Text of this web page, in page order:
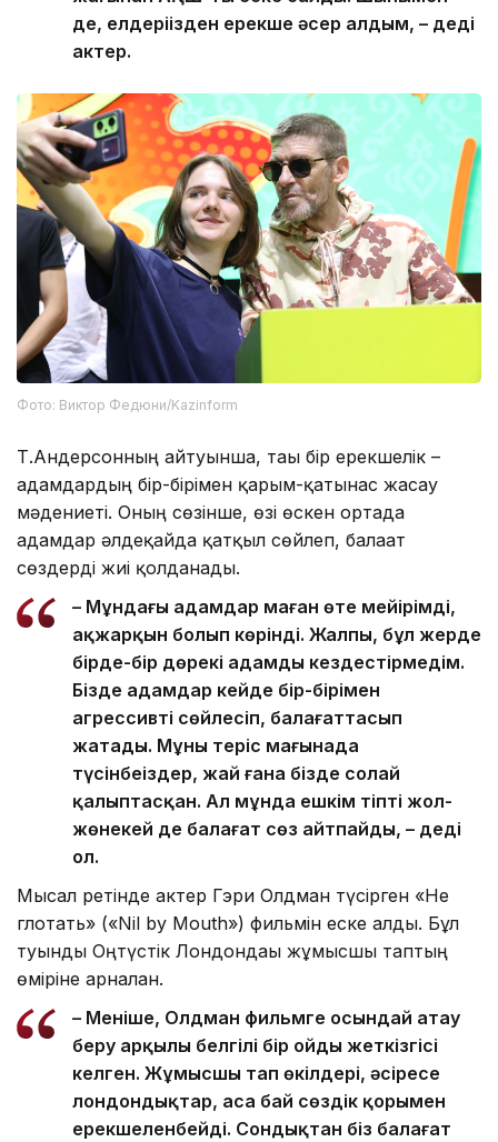
де, елдеріңізден ерекше әсер алдым, – деді
актер.
Фото: Виктор Федюни/Kazinform
Т.Андерсонның айтуынша, тағы бір ерекшелік –
адамдардың бір-бірімен қарым-қатынас жасау
мәдениеті. Оның сөзінше, өзі өскен ортада
адамдар әлдеқайда қатқыл сөйлеп, балағат
сөздерді жиі қолданады.
– Мұндағы адамдар маған өте мейірімді,
ақжарқын болып көрінді. Жалпы, бұл жерде
бірде-бір дөрекі адамды кездестірмедім.
Бізде адамдар кейде бір-бірімен
агрессивті сөйлесіп, балағаттасып
жатады. Мұны теріс мағынада
түсінбеңіздер, жай ғана бізде солай
қалыптасқан. Ал мұнда ешкім тіпті жол-
жөнекей де балағат сөз айтпайды, – деді
ол.
Мысал ретінде актер Гэри Олдман түсірген «Не
глотать» («Nil by Mouth») фильмін еске алды. Бұл
туынды Оңтүстік Лондондағы жұмысшы таптың
өміріне арналған.
– Меніңше, Олдман фильмге осындай атау
беру арқылы белгілі бір ойды жеткізгісі
келген. Жұмысшы тап өкілдері, әсіресе
лондондықтар, аса бай сөздік қорымен
ерекшеленбейді. Сондықтан біз балағат